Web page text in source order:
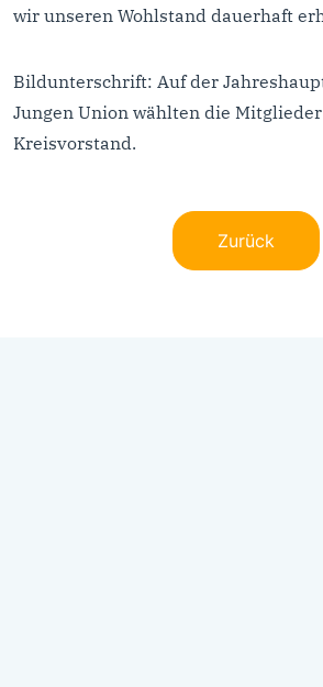
wir unseren Wohlstand dauerhaft
Bildunterschrift: Auf der
Jungen Union wählten die
Kreisvorstand.
Zurück